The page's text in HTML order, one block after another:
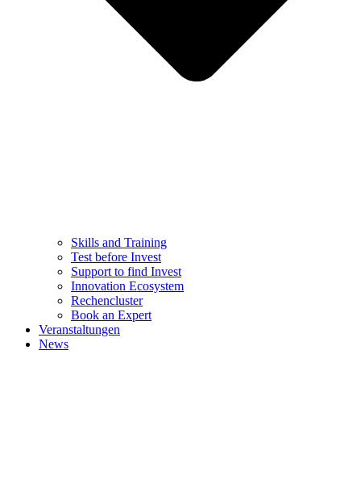
Skills and Training
Test before Invest
Support to find Invest
Innovation Ecosystem
Rechencluster​
Book an Expert
Veranstaltungen
News